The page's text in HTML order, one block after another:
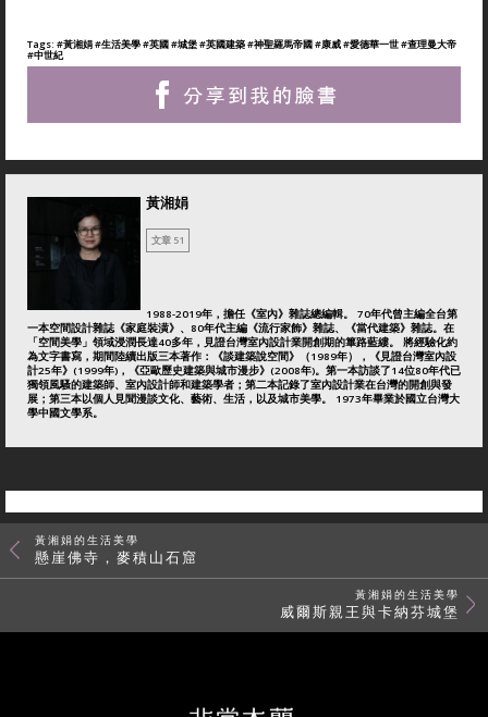
Tags: #黃湘娟 #生活美學 #英國 #城堡 #英國建築 #神聖羅馬帝國 #康威 #愛德華一世 #查理曼大帝
#中世紀
黃湘娟
文章 51
1988-2019年，擔任《室內》雜誌總編輯。 70年代曾主編全台第
一本空間設計雜誌《家庭裝潢》、80年代主編《流行家飾》雜誌、《當代建築》雜誌。在
「空間美學」領域浸潤長達40多年，見證台灣室內設計業開創期的篳路藍縷。 將經驗化約
為文字書寫，期間陸續出版三本著作：《談建築說空間》（1989年），《見證台灣室內設
計25年》(1999年)，《亞歐歷史建築與城市漫步》(2008年)。第一本訪談了14位80年代已
獨領風騷的建築師、室內設計師和建築學者；第二本記錄了室內設計業在台灣的開創與發
展；第三本以個人見聞漫談文化、藝術、生活，以及城市美學。 1973年畢業於國立台灣大
學中國文學系。
黃湘娟的生活美學
懸崖佛寺，麥積山石窟
黃湘娟的生活美學
威爾斯親王與卡納芬城堡